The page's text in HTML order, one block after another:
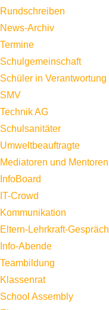
Rundschreiben
News-Archiv
Termine
Schulgemeinschaft
Schüler in Verantwortung
SMV
Technik AG
Schulsanitäter
Umweltbeauftragte
Mediatoren und Mentoren
InfoBoard
IT-Crowd
Kommunikation
Eltern-Lehrkraft-Gespräch
Info-Abende
Teambildung
Klassenrat
School Assembly